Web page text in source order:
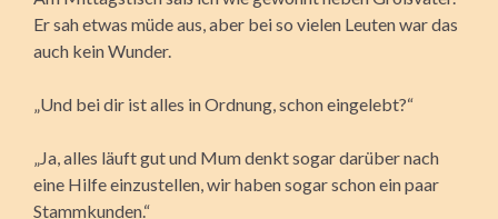
Er sah etwas müde aus, aber bei so vielen Leuten war das
auch kein Wunder.
„Und bei dir ist alles in Ordnung, schon eingelebt?“
„Ja, alles läuft gut und Mum denkt sogar darüber nach
eine Hilfe einzustellen, wir haben sogar schon ein paar
Stammkunden.“